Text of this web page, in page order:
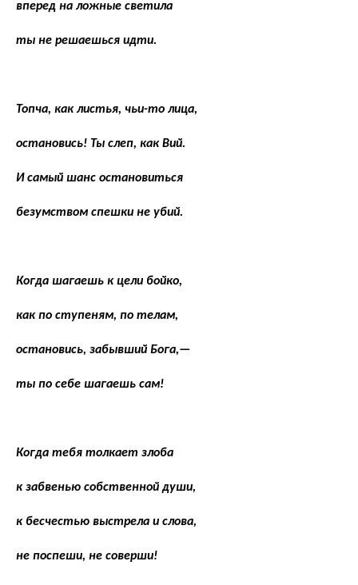
вперед на ложные светила
ты не решаешься идти.
Топча, как листья, чьи-то лица,
остановись! Ты слеп, как Вий.
И самый шанс остановиться
безумством спешки не убий.
Когда шагаешь к цели бойко,
как по ступеням, по телам,
остановись, забывший Бога,—
ты по себе шагаешь сам!
Когда тебя толкает злоба
к забвенью собственной души,
к бесчестью выстрела и слова,
не поспеши, не соверши!